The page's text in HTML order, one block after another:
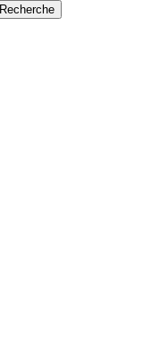
Recherche